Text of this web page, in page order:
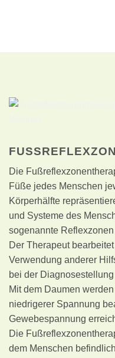
Die
Füße jedes Menschen
Körperhälfte
und Systeme des
sogenannte
Der Therapeut
Verwendung anderer
bei der
Mit dem Daumen
niedrigerer Spannung
Gewebespannung
Die
dem Menschen